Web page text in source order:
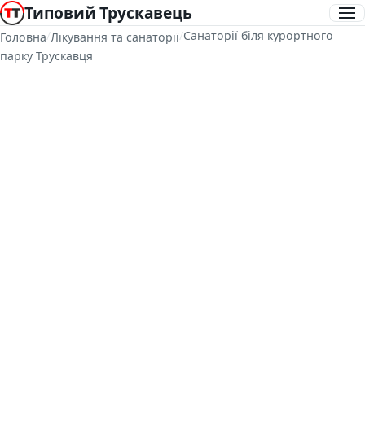
Типовий Трускавець
Головна/Лікування та санаторії/Санаторії біля курортного
парку Трускавця